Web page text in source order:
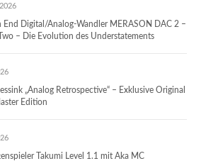
End Digital/Analog-Wandler MERASON DAC 2 –
– Die Evolution des Understatements
„Analog Retrospective“ – Exklusive Original
Edition
Takumi Level 1.1 mit Aka MC